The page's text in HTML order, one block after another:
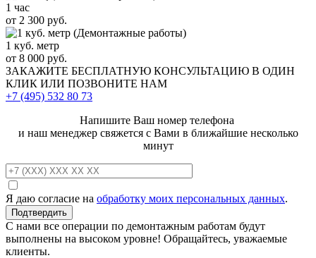
1 час
от 2 300 руб.
1 куб. метр
от 8 000 руб.
ЗАКАЖИТЕ БЕСПЛАТНУЮ КОНСУЛЬТАЦИЮ В ОДИН
КЛИК ИЛИ ПОЗВОНИТЕ НАМ
+7 (495) 532 80 73
Напишите Ваш номер телефона
и наш менеджер свяжется с Вами в ближайшие несколько
минут
Я даю согласие на обработку моих персональных данных.
С нами все операции по демонтажным работам будут
выполнены на высоком уровне! Обращайтесь, уважаемые
клиенты.